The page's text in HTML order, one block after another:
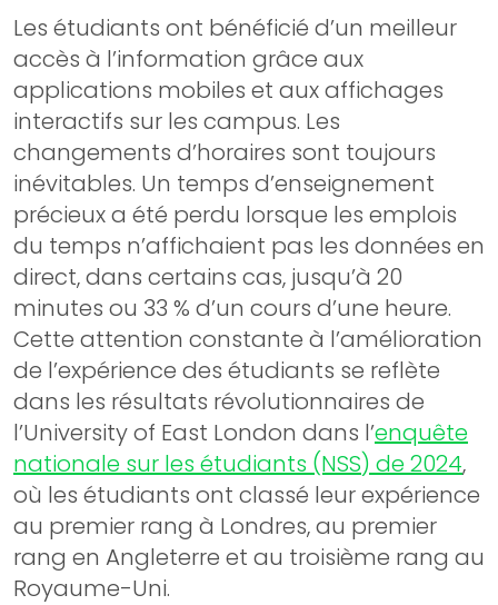
Les étudiants ont bénéficié d’un meilleur
accès à l’information grâce aux
applications mobiles et aux affichages
interactifs sur les campus. Les
changements d’horaires sont toujours
inévitables. Un temps d’enseignement
précieux a été perdu lorsque les emplois
du temps n’affichaient pas les données en
direct, dans certains cas, jusqu’à 20
minutes ou 33 % d’un cours d’une heure.
Cette attention constante à l’amélioration
de l’expérience des étudiants se reflète
dans les résultats révolutionnaires de
l’University of East London dans l’enquête
nationale sur les étudiants (NSS) de 2024,
où les étudiants ont classé leur expérience
au premier rang à Londres, au premier
rang en Angleterre et au troisième rang au
Royaume-Uni.